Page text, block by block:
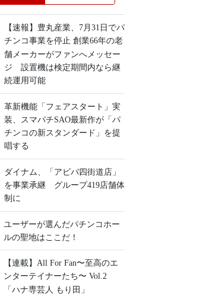
【速報】豊丸産業、7月31日でパ
チンコ事業を停止 創業66年の老
舗メーカーがファンへメッセー
ジ 設置機は検定期間内なら継
続運用可能
革新機能「フェアスタート」実
装、スマパチSAO最新作が「パ
チンコの新スタンダード」を提
唱する
ダイナム、「アビバ四街道店」
を事業承継 グループ419店舗体
制に
ユーザーが選んだパチンコホー
ルの聖地はここだ！
【連載】All For Fan〜至高のエ
ンターテイナーたち〜 Vol.2
「ハナ専芸人 もり田」